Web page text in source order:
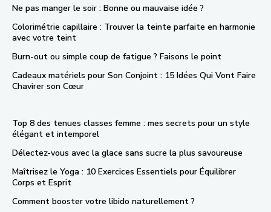
Ne pas manger le soir : Bonne ou mauvaise idée ?
Colorimétrie capillaire : Trouver la teinte parfaite en harmonie
avec votre teint
Burn-out ou simple coup de fatigue ? Faisons le point
Cadeaux matériels pour Son Conjoint : 15 Idées Qui Vont Faire
Chavirer son Cœur
Top 8 des tenues classes femme : mes secrets pour un style
élégant et intemporel
Délectez-vous avec la glace sans sucre la plus savoureuse
Maîtrisez le Yoga : 10 Exercices Essentiels pour Équilibrer
Corps et Esprit
Comment booster votre libido naturellement ?